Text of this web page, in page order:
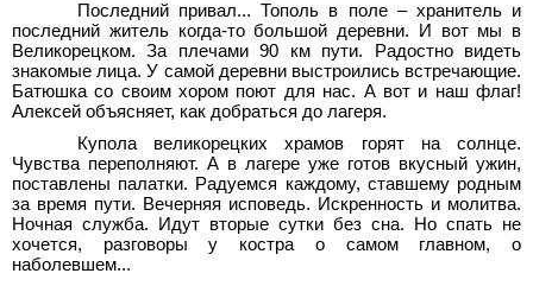
Последний привал... Тополь в поле – хранитель и
последний житель когда-то большой деревни. И вот мы в
Великорецком. За плечами 90 км пути. Радостно видеть
знакомые лица. У самой деревни выстроились встречающие.
Батюшка со своим хором поют для нас. А вот и наш флаг!
Алексей объясняет, как добраться до лагеря.
Купола великорецких храмов горят на солнце.
Чувства переполняют. А в лагере уже готов вкусный ужин,
поставлены палатки. Радуемся каждому, ставшему родным
за время пути. Вечерняя исповедь. Искренность и молитва.
Ночная служба. Идут вторые сутки без сна. Но спать не
хочется, разговоры у костра о самом главном, о
наболевшем...